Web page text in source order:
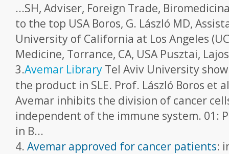
...SH, Adviser, Foreign Trade,
to the top USA Boros, G. László MD,
University of California at Los Angeles
Medicine, Torrance, CA, USA Pusztai,
3.Avemar Library Tel Aviv University
the product in SLE. Prof. László Boros et
Avemar inhibits the division of cancer
independent of the immune system. 01:
in B...
4. Avemar approved for cancer patients: